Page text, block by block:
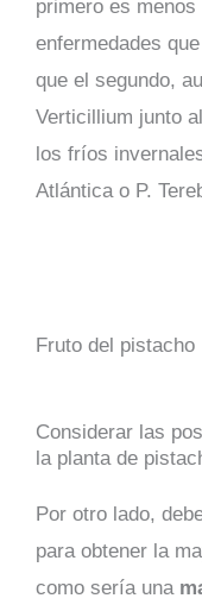
primero es
enfermedades
que el segundo,
Verticillium junto
los fríos
Atlántica o P.
Fruto del pistacho
Considerar las
la planta de
Por otro lado,
para obtener la
como sería una